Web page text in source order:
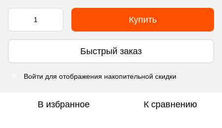
Купить
Быстрый заказ
Войти для отображения накопительной скидки
В избранное К сравнению